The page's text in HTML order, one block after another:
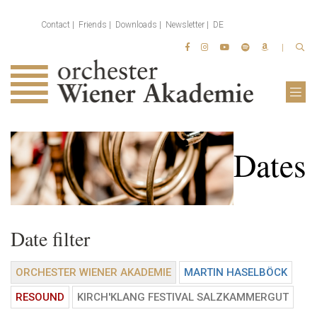
Contact Friends Downloads Newsletter DE
Dates
Date filter
ORCHESTER WIENER AKADEMIE
MARTIN HASELBÖCK
RESOUND
KIRCH'KLANG FESTIVAL SALZKAMMERGUT